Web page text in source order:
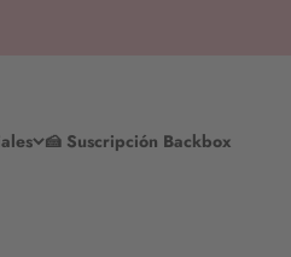
🍰 Suscripción Backbox